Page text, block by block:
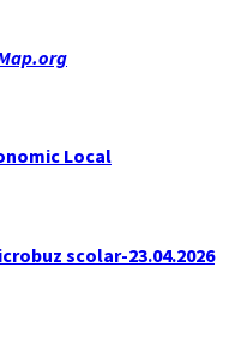
Local
scolar-23.04.2026